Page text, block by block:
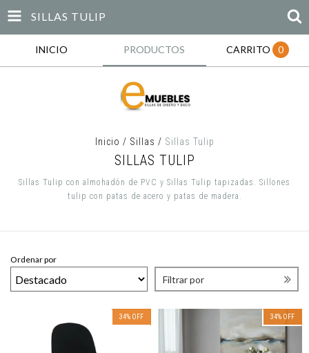
SILLAS TULIP
INICIO PRODUCTOS CARRITO 0
Inicio / Sillas / Sillas Tulip
SILLAS TULIP
Sillas Tulip con almohadón de PVC y Sillas Tulip tapizadas. Sillones
tulip con patas de acero y patas de madera.
Ordenar por
Filtrar por
34% OFF 34% OFF